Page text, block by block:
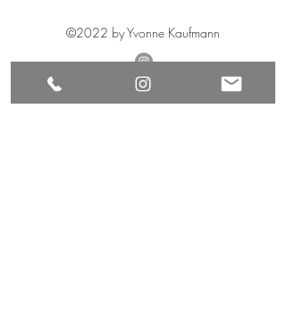
©2022 by Yvonne Kaufmann